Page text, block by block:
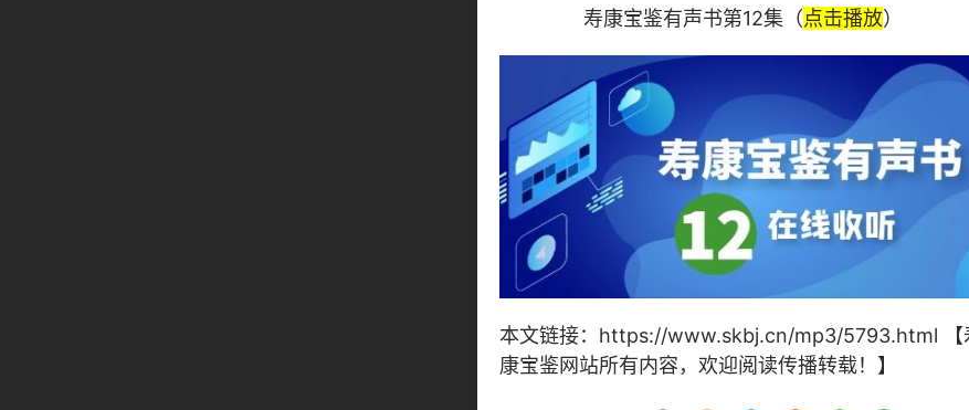
寿康宝鉴有声书第12集（点击播放）
本文链接： https://www.skbj.cn/mp3/5793.html
康宝鉴网站所有内容，欢迎阅读传播转载！】